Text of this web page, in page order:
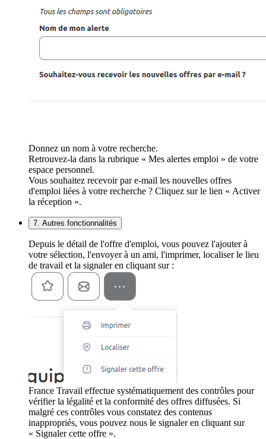
Donnez un nom à votre recherche.
Retrouvez-la dans la rubrique « Mes alertes emploi » de votre
espace personnel.
Vous souhaitez recevoir par e-mail les nouvelles offres
d'emploi liées à votre recherche ? Cliquez sur le lien « Activer
la réception ».
7. Autres fonctionnalités
Depuis le détail de l'offre d'emploi, vous pouvez l'ajouter à
votre sélection, l'envoyer à un ami, l'imprimer, localiser le lieu
de travail et la signaler en cliquant sur :
France Travail effectue systématiquement des contrôles pour
vérifier la légalité et la conformité des offres diffusées. Si
malgré ces contrôles vous constatez des contenus
inappropriés, vous pouvez nous le signaler en cliquant sur
« Signaler cette offre ».